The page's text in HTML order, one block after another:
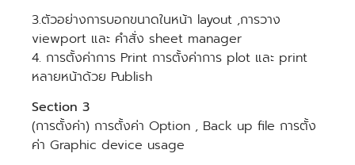
3.ตัวอย่างการบอกขนาดในหน้า layout ,การวาง
viewport และ คำสั่ง sheet manager
4. การตั้งค่าการ Print การตั้งค่าการ plot และ print
หลายหน้าด้วย Publish
Section 3
(การตั้งค่า) การตั้งค่า Option , Back up file การตั้ง
ค่า Graphic device usage